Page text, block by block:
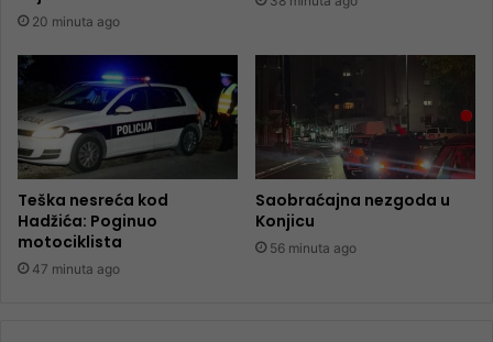
20 minuta ago
Teška nesreća kod
Hadžića: Poginuo
motociklista
47 minuta ago
Saobraćajna nezgoda u
Konjicu
56 minuta ago